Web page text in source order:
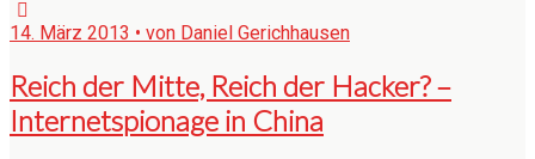
14. März 2013 • von Daniel Gerichhausen
Reich der Mitte, Reich der Hacker? –
Internetspionage in China